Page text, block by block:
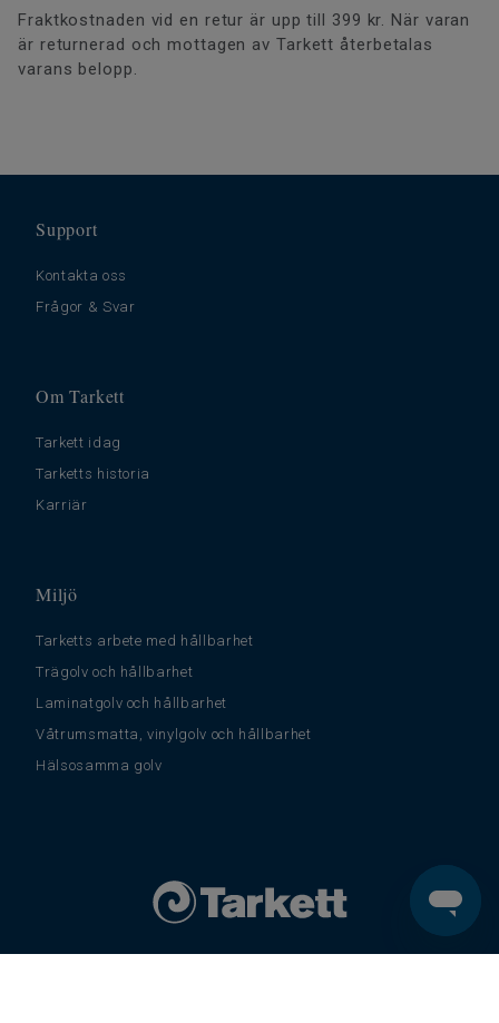
Fraktkostnaden vid en retur är upp till 399 kr. När varan
är returnerad och mottagen av Tarkett återbetalas
varans belopp.
Support
Kontakta oss
Frågor & Svar
Om Tarkett
Tarkett idag
Tarketts historia
Karriär
Miljö
Tarketts arbete med hållbarhet
Trägolv och hållbarhet
Laminatgolv och hållbarhet
Våtrumsmatta, vinylgolv och hållbarhet
Hälsosamma golv